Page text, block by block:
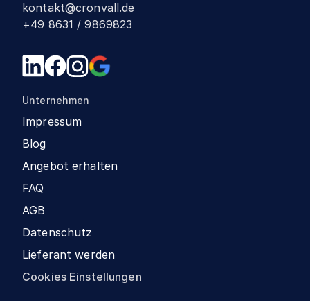
kontakt@cronvall.de
+49 8631 / 9869823
Unternehmen
Impressum
Blog
Angebot erhalten
FAQ
AGB
Datenschutz
Lieferant werden
Cookies Einstellungen